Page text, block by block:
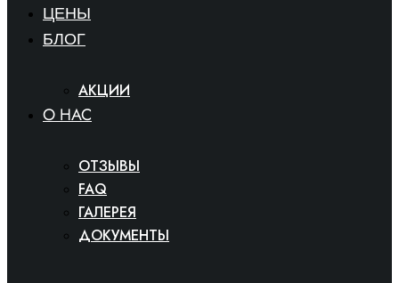
ЦЕНЫ
БЛОГ
АКЦИИ
O HAC
ОТЗЫВЫ
FAQ
ГАЛЕРЕЯ
ДОКУМЕНТЫ